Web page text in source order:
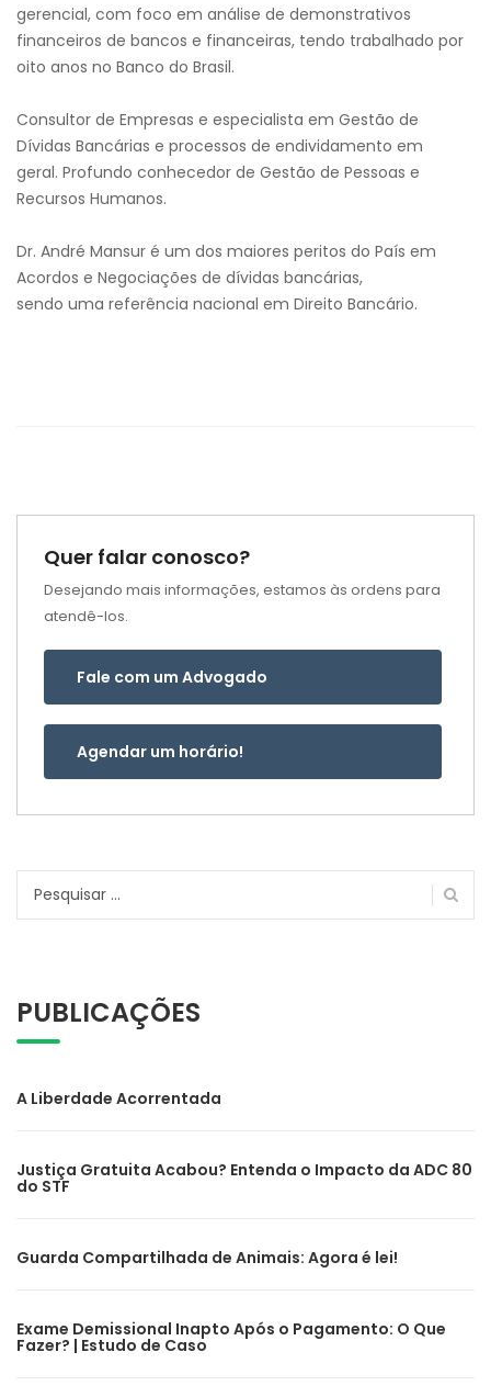
gerencial, com foco em análise de demonstrativos
financeiros de bancos e financeiras, tendo trabalhado por
oito anos no Banco do Brasil.
Consultor de Empresas e especialista em Gestão de
Dívidas Bancárias e processos de endividamento em
geral. Profundo conhecedor de Gestão de Pessoas e
Recursos Humanos.
Dr. André Mansur é um dos maiores peritos do País em
Acordos e Negociações de dívidas bancárias,
sendo uma referência nacional em Direito Bancário.
Quer falar conosco?
Desejando mais informações, estamos às ordens para
atendê-los.
Fale com um Advogado
Agendar um horário!
Pesquisar
PUBLICAÇÕES
A Liberdade Acorrentada
Justiça Gratuita Acabou? Entenda o Impacto da ADC 80
do STF
Guarda Compartilhada de Animais: Agora é lei!
Exame Demissional Inapto Após o Pagamento: O Que
Fazer? | Estudo de Caso